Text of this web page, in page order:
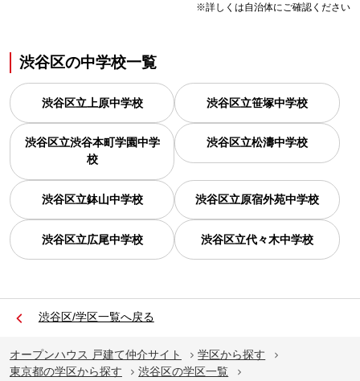
※詳しくは自治体にご確認ください
渋谷区の中学校一覧
渋谷区立上原中学校 渋谷区立笹塚中学校
渋谷区立渋谷本町学園中学
校
渋谷区立松濤中学校
渋谷区立鉢山中学校 渋谷区立原宿外苑中学校
渋谷区立広尾中学校 渋谷区立代々木中学校
渋谷区/学区一覧へ戻る
オープンハウス 戸建て仲介サイト
学区から探す
東京都の学区から探す
渋谷区の学区一覧